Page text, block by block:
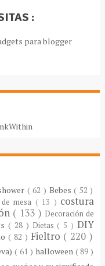
:
( 62 ) Bebes( 52 )
mesa ( 13 ) costura
( 133 ) Decoración de
( 28 ) Dietas ( 5 )DIY
( 82 ) Fieltro ( 220 )
( 61 ) halloween ( 89 )